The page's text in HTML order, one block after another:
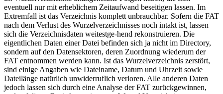
eventuell nur mit erheblichem Zeitaufwand beseitigen lassen. Im
Extremfall ist das Verzeichnis komplett unbrauchbar. Sofern die FAT
nach dem Verlust des Wurzelverzeichnisses noch intakt ist, lassen
sich die Verzeichnisdaten weitestge-hend rekonstruieren. Die
eigentlichen Daten einer Datei befinden sich ja nicht im Directory,
sondern auf den Datensektoren, deren Zuordnung wiederum der
FAT entnommen werden kann. Ist das Wurzelverzeichnis zerstört,
sind einige Angaben wie Dateiname, Datum und Uhrzeit sowie
Dateilänge natürlich unwiderruflich verloren. Alle anderen Daten
jedoch lassen sich durch eine Analyse der FAT zurückgewinnen,